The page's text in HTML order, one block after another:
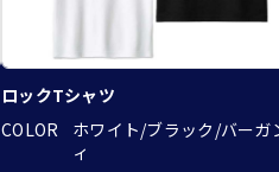
ロックTシャツ
COLOR
ホワイト/ブラック/バーガ
ィ